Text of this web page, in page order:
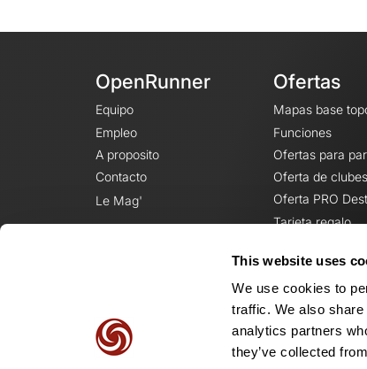
This website uses
We use cookies to
traffic. We also
analytics partners
they’ve collected
OpenRunner
Equipo
Empleo
A proposito
Contacto
Le Mag'
Ofertas
Mapas base
Funciones
Ofertas para
Oferta de
Oferta PRO
Tarjeta regalo